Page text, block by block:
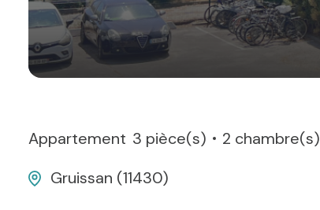
Appartement 3 pièce(s) 2 chambre(s)
Gruissan (11430)